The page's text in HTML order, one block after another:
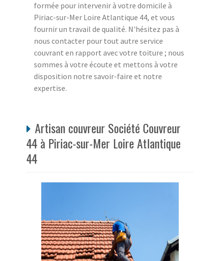
formée pour intervenir à votre domicile à
Piriac-sur-Mer Loire Atlantique 44, et vous
fournir un travail de qualité. N'hésitez pas à
nous contacter pour tout autre service
couvrant en rapport avec votre toiture ; nous
sommes à votre écoute et mettons à votre
disposition notre savoir-faire et notre
expertise.
Artisan couvreur Société Couvreur
44 à Piriac-sur-Mer Loire Atlantique
44